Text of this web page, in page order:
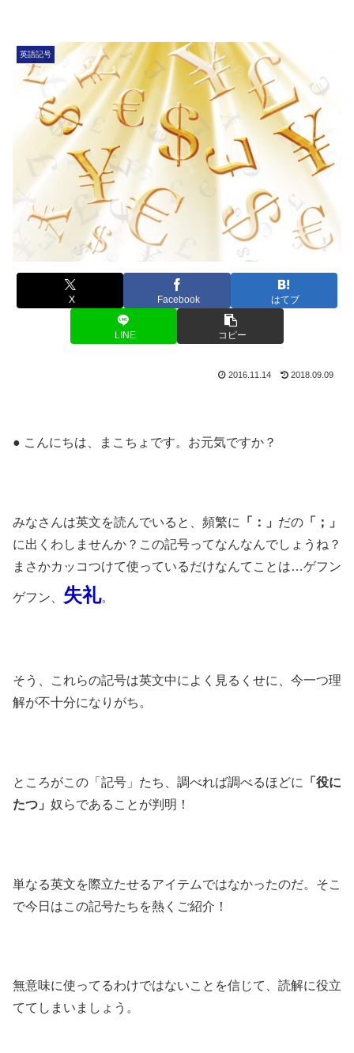
英語記号
X Facebook はてブ
LINE コピー
2016.11.14 2018.09.09
● こんにちは、まこちょです。お元気ですか？
みなさんは英文を読んでいると、頻繁に 「：」 だの 「；」
に出くわしませんか？この記号ってなんなんでしょうね？
まさかカッコつけて使っているだけなんてことは…ゲフン
ゲフン、 失礼。
そう、これらの記号は英文中によく見るくせに、今一つ理
解が不十分になりがち。
ところがこの「記号」たち、調べれば調べるほどに
「役に
たつ」 奴らであることが判明！
単なる英文を際立たせるアイテムではなかったのだ。そこ
で今日はこの記号たちを熱くご紹介！
無意味に使ってるわけではないことを信じて、読解に役立
ててしまいましょう。